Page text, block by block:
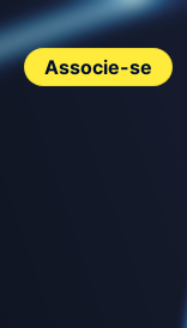
Associe-se